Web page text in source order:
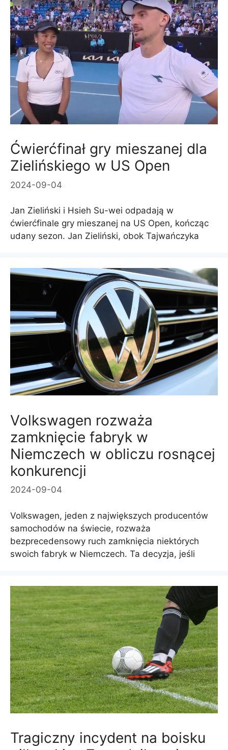
Ćwierćfinał gry mieszanej dla
Zielińskiego w US Open
2024-09-04
Jan Zieliński i Hsieh Su-wei odpadają w
ćwierćfinale gry mieszanej na US Open, kończąc
udany sezon. Jan Zieliński, obok Tajwańczyka
Volkswagen rozważa
zamknięcie fabryk w
Niemczech w obliczu rosnącej
konkurencji
2024-09-04
Volkswagen, jeden z największych producentów
samochodów na świecie, rozważa
bezprecedensowy ruch zamknięcia niektórych
swoich fabryk w Niemczech. Ta decyzja, jeśli
Tragiczny incydent na boisku